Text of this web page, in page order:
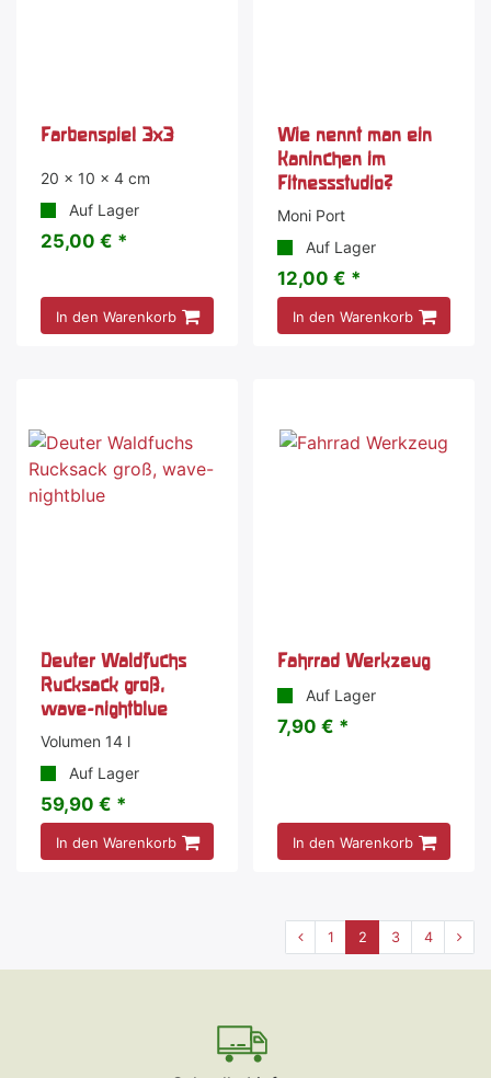
Farbenspiel 3x3
20 x 10 x 4 cm
Auf Lager
25,00 € *
In den Warenkorb
Wie nennt man ein
Kaninchen im
Fitnessstudio?
Moni Port
Auf Lager
12,00 € *
In den Warenkorb
Deuter Waldfuchs
Rucksack groß,
wave-nightblue
Volumen 14 l
Auf Lager
59,90 € *
In den Warenkorb
Fahrrad Werkzeug
Auf Lager
7,90 € *
In den Warenkorb
1 2 3 4